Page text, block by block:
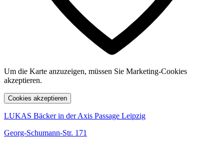
Um die Karte anzuzeigen, müssen Sie Marketing-Cookies
akzeptieren.
Cookies akzeptieren
LUKAS Bäcker in der Axis Passage Leipzig
Georg-Schumann-Str. 171